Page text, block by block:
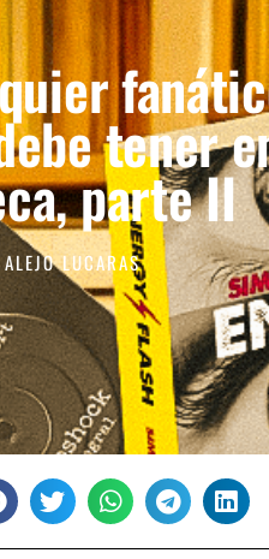
tener
parte II
ALEJO LUCARAS